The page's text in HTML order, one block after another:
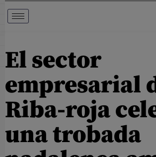
El sector
empresarial
Riba-roja
una trobada